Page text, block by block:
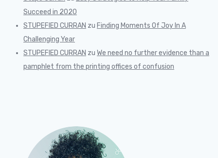
Succeed in 2020
STUPEFIED CURRAN zu Finding Moments Of Joy In A
Challenging Year
STUPEFIED CURRAN zu We need no further evidence than a
pamphlet from the printing offices of confusion